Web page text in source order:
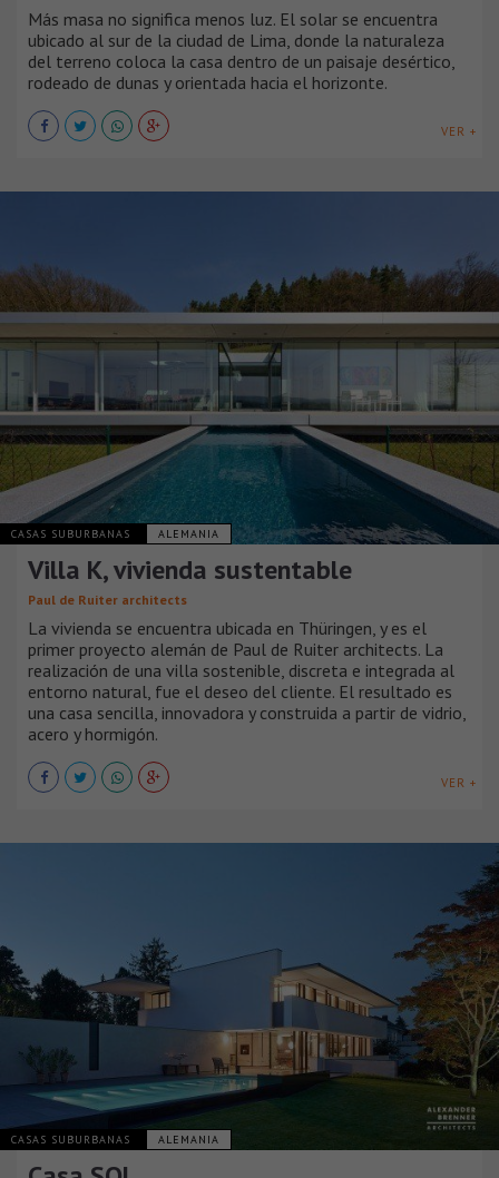
Más masa no significa menos luz. El solar se encuentra
ubicado al sur de la ciudad de Lima, donde la naturaleza
del terreno coloca la casa dentro de un paisaje desértico,
rodeado de dunas y orientada hacia el horizonte.
VER +
CASAS SUBURBANAS ALEMANIA
Villa K, vivienda sustentable
Paul de Ruiter architects
La vivienda se encuentra ubicada en Thüringen, y es el
primer proyecto alemán de Paul de Ruiter architects. La
realización de una villa sostenible, discreta e integrada al
entorno natural, fue el deseo del cliente. El resultado es
una casa sencilla, innovadora y construida a partir de vidrio,
acero y hormigón.
VER +
CASAS SUBURBANAS ALEMANIA